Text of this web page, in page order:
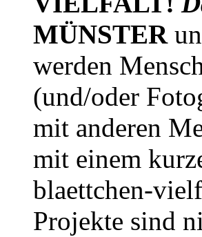
MÜNSTER
werden
(und/oder
mit anderen
mit einem
blaettchen-
Projekte sind